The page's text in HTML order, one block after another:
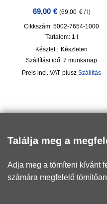
69,00 € (69,00 €/ )
Cikkszám: 5002-7654-1000
Tartalom: 1 l
Készlet : Készleten
Szállítási idő: 7 munkanap
incl. VAT plusz Szállítás
Találja meg a
Adja meg a tömíteni kívánt
számára megfelelő